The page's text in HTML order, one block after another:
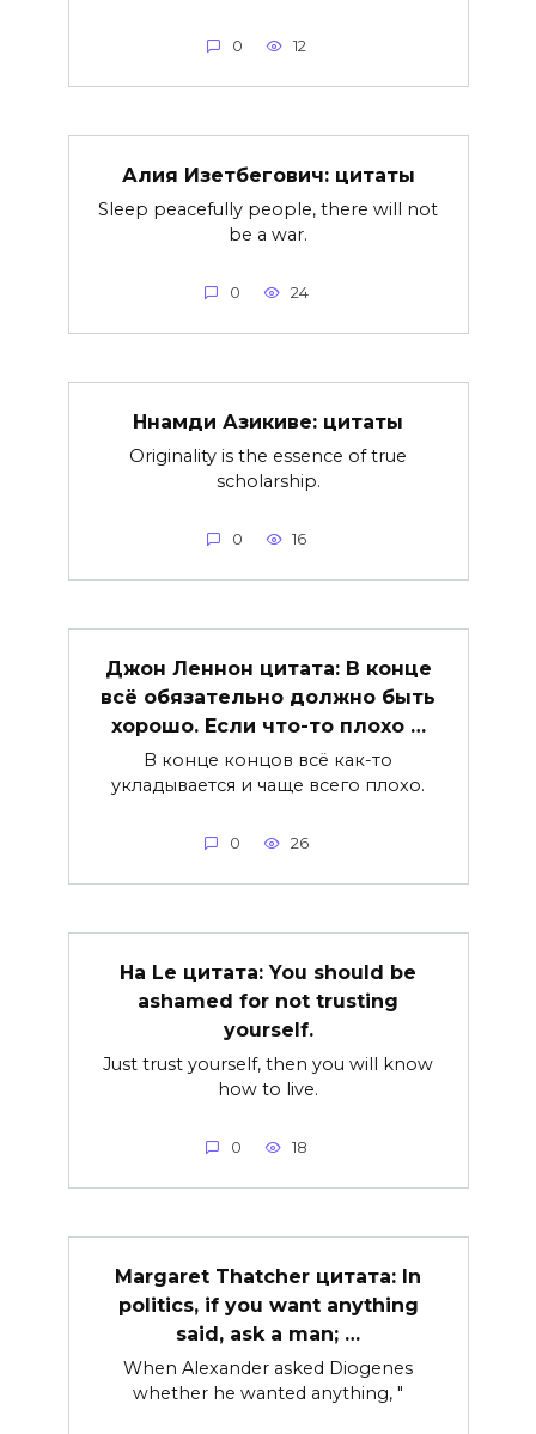
0 12
Алия Изетбегович: цитаты
Sleep peacefully people, there will not
be a war.
0 24
Ннамди Азикиве: цитаты
Originality is the essence of true
scholarship.
0 16
Джон Леннон цитата: В конце
всё обязательно должно быть
хорошо. Если что-то плохо …
В конце концов всё как-то
укладывается и чаще всего плохо.
0 26
Ha Le цитата: You should be
ashamed for not trusting
yourself.
Just trust yourself, then you will know
how to live.
0 18
Margaret Thatcher цитата: In
politics, if you want anything
said, ask a man; …
When Alexander asked Diogenes
whether he wanted anything, "